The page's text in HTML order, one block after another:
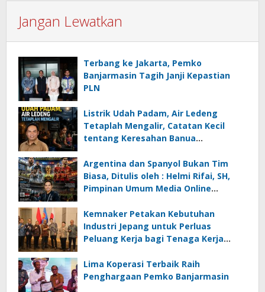
Jangan Lewatkan
Terbang ke Jakarta, Pemko
Banjarmasin Tagih Janji Kepastian
PLN
Listrik Udah Padam, Air Ledeng
Tetaplah Mengalir, Catatan Kecil
tentang Keresahan Banua
Ancaman Lingkungan, Oleh : Helmi
Rifai, SH
Argentina dan Spanyol Bukan Tim
Biasa, Ditulis oleh : Helmi Rifai, SH,
Pimpinan Umum Media Online
Kemnaker Petakan Kebutuhan
Industri Jepang untuk Perluas
Peluang Kerja bagi Tenaga Kerja
Lima Koperasi Terbaik Raih
Penghargaan Pemko Banjarmasin